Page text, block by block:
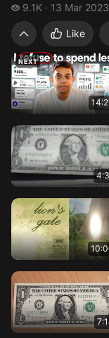
Fancy serial
9.1K
9.1 thousand views
13 Mar 2023
Like
NEXT